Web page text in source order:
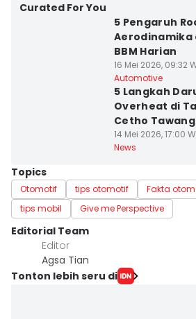
Curated For You
5 Pengaruh
Aerodinamika
BBM Harian
16 Mei 2026, 09:32
Automotive
5 Langkah
Overheat di
Cetho
14 Mei 2026, 17:00
News
Topics
Otomotif tips otomotif Fakta
tips mobil
Give me Perspective
Editorial Team
Editor
Agsa Tian
Tonton lebih seru di